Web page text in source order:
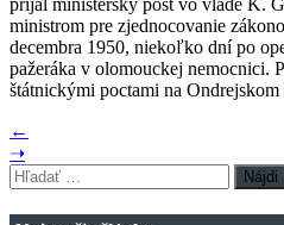
ministrom pre zjednocovanie
decembra 1950, niekoľko dní po
pažeráka v olomouckej nemocnici.
štátnickými poctami na
←
➝
Hľadať: